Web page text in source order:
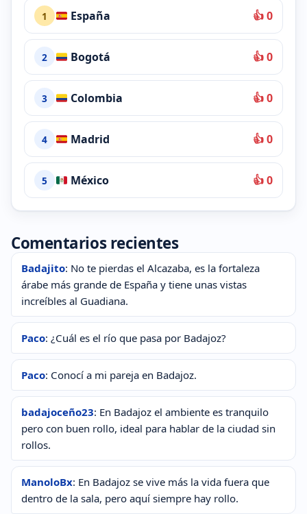
1 España 👍 0
2 Bogotá 👍 0
3 Colombia 👍 0
4 Madrid 👍 0
5 México 👍 0
Comentarios recientes
Badajito: No te pierdas el Alcazaba, es la fortaleza
árabe más grande de España y tiene unas vistas
increíbles al Guadiana.
Paco: ¿Cuál es el río que pasa por Badajoz?
Paco: Conocí a mi pareja en Badajoz.
badajoceño23: En Badajoz el ambiente es tranquilo
pero con buen rollo, ideal para hablar de la ciudad sin
rollos.
ManoloBx: En Badajoz se vive más la vida fuera que
dentro de la sala, pero aquí siempre hay rollo.